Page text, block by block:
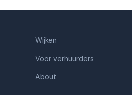
Wijken
Voor verhuurders
About